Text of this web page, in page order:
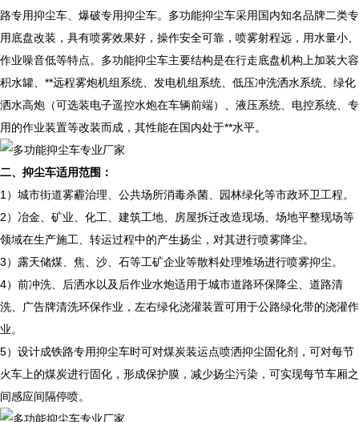
路专用抑尘车、爆破专用抑尘车。多功能抑尘车采用国内知名品牌二类专
用底盘改装，具有喷雾效果好，操作安全可靠，喷雾射程远，用水量小、
作业噪音低等特点。多功能抑尘车主要结构是在行走底盘机构上加装大容
积水罐、**远程雾炮机组系统、发电机组系统、低压冲洗洒水系统、绿化
洒水高炮（可选装电子遥控水炮在车辆前端）、液压系统、电控系统、专
用的作业装置等改装而成，其性能在国内处于**水平。
二、抑尘车适用范围：
1）城市街道雾霾治理、公共场所消毒杀菌、园林绿化等市政环卫工程。
2）冶金、矿业、化工、建筑工地、房屋拆迁改造现场、场地平整现场等
领域在生产施工、转运过程中的产生扬尘，对其进行喷雾降尘。
3）露天储煤、焦、沙、石等工矿企业等散料处理堆场进行喷雾抑尘。
4）前冲洗、后洒水以及后作业水炮适用于城市道路环保降尘、道路清
洗、广告牌清洗环保作业，左右绿化浇灌装置可用于公路绿化带的浇灌作
业。
5）设计成铁路专用抑尘车时可对煤炭装运点喷洒抑尘固化剂，可对每节
火车上的煤炭进行固化，形成保护膜，减少扬尘污染，可实现每节车厢之
间感应间隔停喷。